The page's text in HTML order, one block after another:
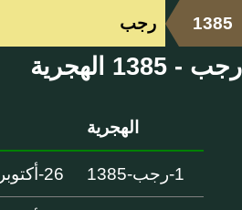
1385 رجب
رجب - 1385 الهجرية
الهجرية
1-رجب-1385 26-أكتوبر-1965